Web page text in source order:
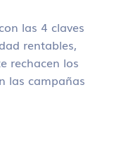
las 4 claves
rentables,
rechacen los
las campañas